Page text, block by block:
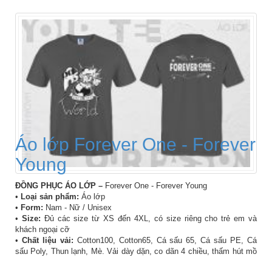
Áo lớp Forever One - Forever
Young
ĐỒNG PHỤC ÁO LỚP – Forever One - Forever Young
• Loại sản phẩm: Áo lớp
• Form: Nam - Nữ / Unisex
• Size: Đủ các size từ XS đến 4XL, có size riêng cho trẻ em và
khách ngoại cỡ
• Chất liệu vải: Cotton100, Cotton65, Cá sấu 65, Cá sấu PE, Cá
sấu Poly, Thun lạnh, Mè. Vải dày dặn, co dãn 4 chiều, thấm hút mồ